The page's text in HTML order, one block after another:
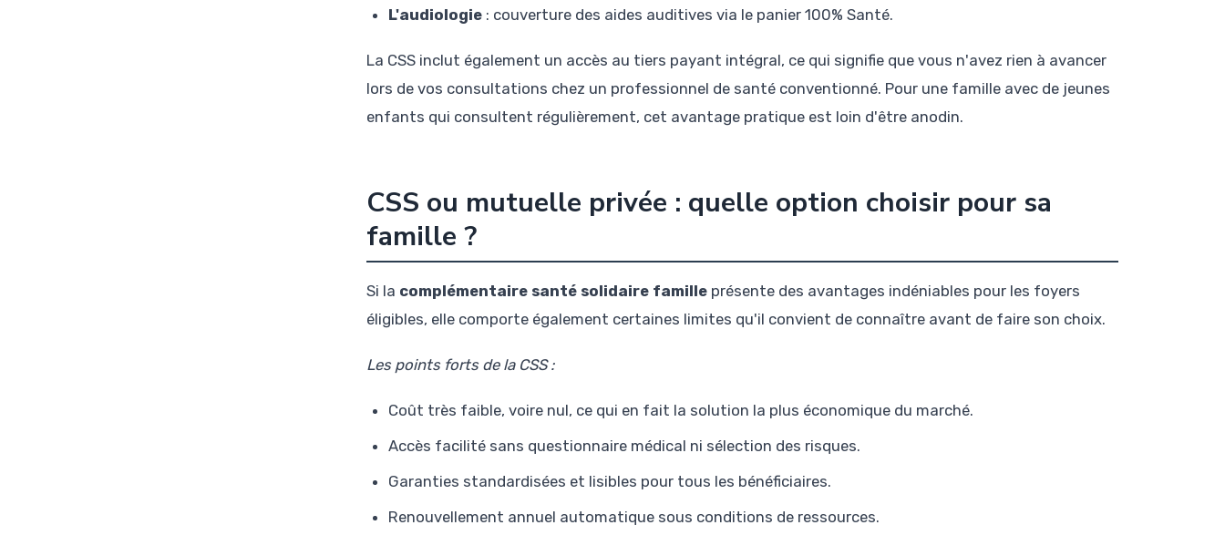
L'audiologie : couverture des aides auditives via le panier 100% Santé.
La CSS inclut également un accès au tiers payant intégral, ce qui signifie que vous n'avez rien à avancer
lors de vos consultations chez un professionnel de santé conventionné. Pour une famille avec de jeunes
enfants qui consultent régulièrement, cet avantage pratique est loin d'être anodin.
CSS ou mutuelle privée : quelle option choisir pour sa
famille ?
Si la complémentaire santé solidaire famille présente des avantages indéniables pour les foyers
éligibles, elle comporte également certaines limites qu'il convient de connaître avant de faire son choix.
Les points forts de la CSS :
Coût très faible, voire nul, ce qui en fait la solution la plus économique du marché.
Accès facilité sans questionnaire médical ni sélection des risques.
Garanties standardisées et lisibles pour tous les bénéficiaires.
Renouvellement annuel automatique sous conditions de ressources.